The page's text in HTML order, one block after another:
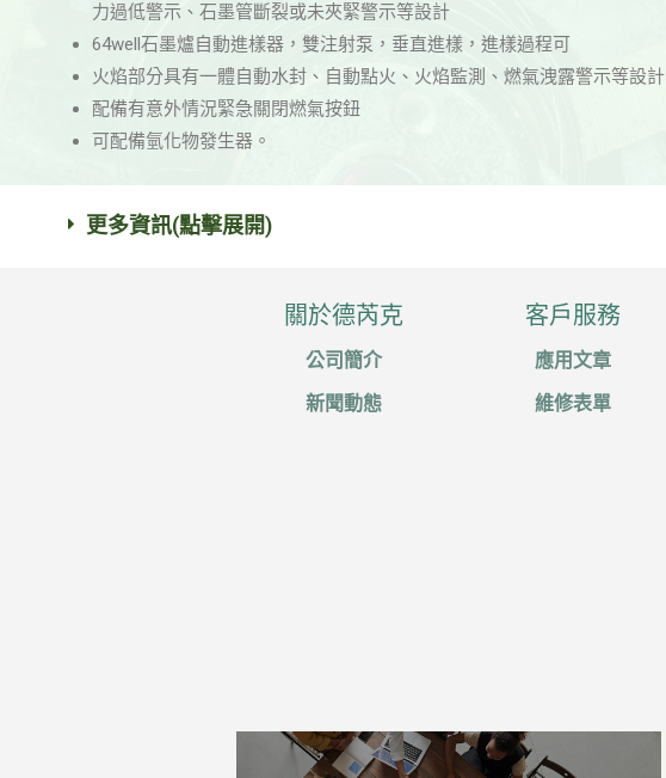
力過低警示、石墨管斷裂或未夾緊警示等設計
64well石墨爐自動進樣器，雙注射泵，垂直進樣，進樣過程可
火焰部分具有一體自動水封、自動點火、火焰監測、燃氣洩露警示等設計
配備有意外情況緊急關閉燃氣按鈕
可配備氫化物發生器。
更多資訊(點擊展開)
關於德芮克 客戶服務
公司簡介
新聞動態
應用文章
維修表單